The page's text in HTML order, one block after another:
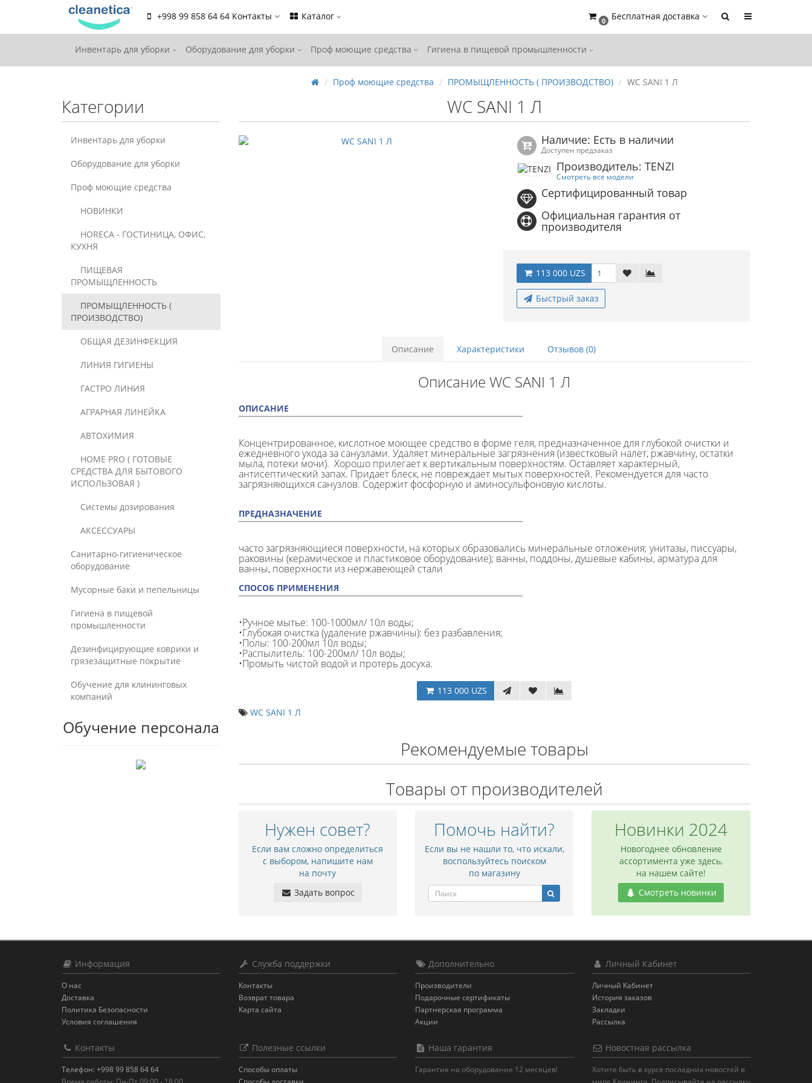
+998 99 858 64 64 Контакты Каталог 0 Бесплатная доставка
Инвентарь для уборки Оборудование для уборки Проф моющие средства Гигиена в пищевой промышленности
Категории
Инвентарь для уборки
Оборудование для уборки
Проф моющие средства
НОВИНКИ
HORECA - ГОСТИНИЦА, ОФИС,
КУХНЯ
ПИЩЕВАЯ
ПРОМЫЩЛЕННОСТЬ
ПРОМЫЩЛЕННОСТЬ (
ПРОИЗВОДСТВО)
ОБЩАЯ ДЕЗИНФЕКЦИЯ
ЛИНИЯ ГИГИЕНЫ
ГАСТРО ЛИНИЯ
АГРАРНАЯ ЛИНЕЙКА
АВТОХИМИЯ
HOME PRO ( ГОТОВЫЕ
СРЕДСТВА ДЛЯ БЫТОВОГО
ИСПОЛЬЗОВАЯ )
Системы дозирования
АКСЕССУАРЫ
Санитарно-гигиеническое
оборудование
Мусорные баки и пепельницы
Гигиена в пищевой
промышленности
Дезинфицирующие коврики и
грязезащитные покрытие
Обучение для клининговых
компаний
Обучение персонала
Проф моющие средства ПРОМЫЩЛЕННОСТЬ ( ПРОИЗВОДСТВО) WC SANI 1 Л
WC SANI 1 Л
Наличие: Есть в наличии
Доступен предзаказ
Производитель: TENZI
Смотреть все модели
Сертифицированный товар
Официальная гарантия от
производителя
113 000 UZS
Быстрый заказ
Описание Характеристики Отзывов (0)
Описание WC SANI 1 Л
ОПИСАНИЕ
Концентрированное, кислотное моющее средство в форме геля, предназначенное для глубокой очистки и
ежедневного ухода за санузлами. Удаляет минеральные загрязнения (известковый налет, ржавчину, остатки
мыла, потеки мочи). Хорошо прилегает к вертикальным поверхностям. Оставляет характерный,
антисептический запах. Придает блеск, не повреждает мытых поверхностей. Рекомендуется для часто
загрязняющихся санузлов. Содержит фосфорную и аминосульфоновую кислоты.
ПРЕДНАЗНАЧЕНИЕ
часто загрязняющиеся поверхности, на которых образовались минеральные отложения; унитазы, писсуары,
раковины (керамическое и пластиковое оборудование); ванны, поддоны, душевые кабины, арматура для
ванны, поверхности из нержавеющей стали
СПОСОБ ПРИМЕНЕНИЯ
•Ручное мытье: 100-1000мл/ 10л воды;
•Глубокая очистка (удаление ржавчины): без разбавления;
•Полы: 100-200мл 10л воды;
•Распылитель: 100-200мл/ 10л воды;
•Промыть чистой водой и протерь досуха.
113 000 UZS
WC SANI 1 Л
Рекомендуемые товары
Товары от производителей
Нужен совет?
Если вам сложно определиться
с выбором, напишите нам
на почту
Задать вопрос
Помочь найти?
Если вы не нашли то, что искали,
воспользуйтесь поиском
по магазину
Новинки 2024
Новогоднее обновление
ассортимента уже здесь,
на нашем сайте!
Смотреть новинки
Информация
О нас
Доставка
Политика Безопасности
Условия соглашения
Служба поддержки
Контакты
Возврат товара
Карта сайта
Дополнительно
Производители
Подарочные сертификаты
Партнерская программа
Акции
Личный Кабинет
Личный Кабинет
История заказов
Закладки
Рассылка
Контакты
Телефон: +998 99 858 64 64
Полезные ссылки
Способы оплаты
Наша гарантия
Гарантия на оборудование 12 месяцев!
Новостная рассылка
Хотите быть в курсе последних новостей в